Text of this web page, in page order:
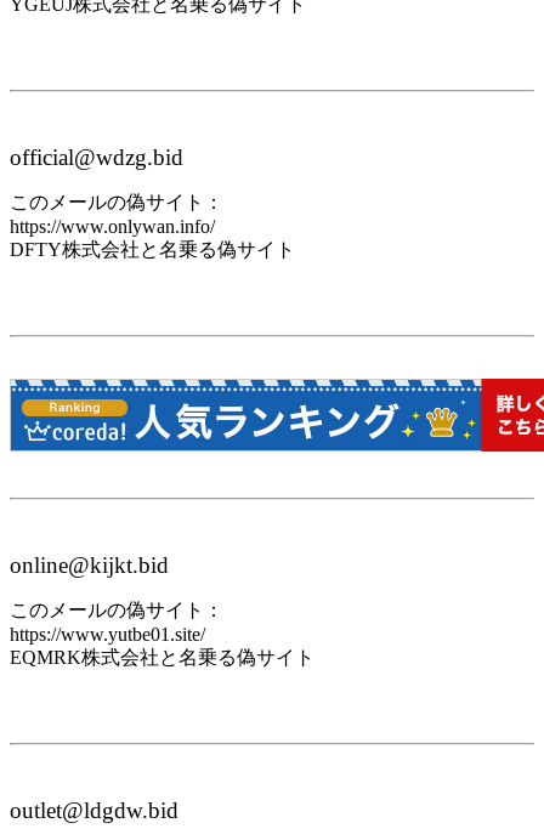
official@wdzg.bid
このメールの偽サイト：
https://www.onlywan.info/
DFTY株式会社と名乗る偽サイト
online@kijkt.bid
このメールの偽サイト：
https://www.yutbe01.site/
EQMRK株式会社と名乗る偽サイト
outlet@ldgdw.bid